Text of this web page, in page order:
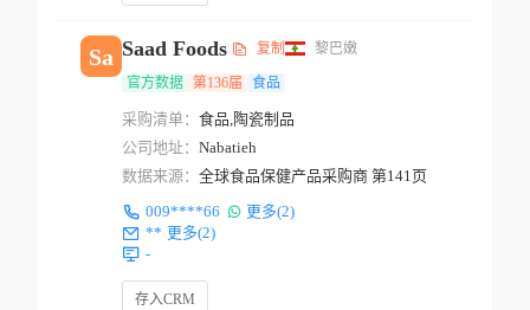
Sa Saad Foods 复制 黎巴嫩
官方数据 第136届 食品
采购清单： 食品,陶瓷制品
公司地址： Nabatieh
数据来源： 全球食品保健产品采购商 第141页
009****66
更多(2)
** 更多(2)
-
存入CRM